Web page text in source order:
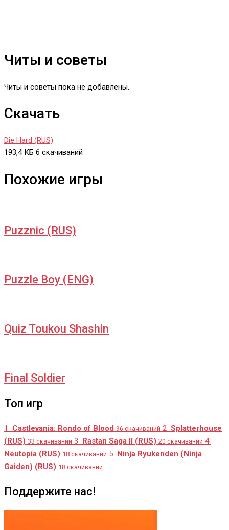
Читы и советы
Читы и советы пока не добавлены.
Скачать
Die Hard (RUS)
193,4 КБ 6 скачиваний
Похожие игры
Puzznic (RUS)
Puzzle Boy (ENG)
Quiz Toukou Shashin
Final Soldier
Топ игр
1 Castlevania: Rondo of Blood 96 скачиваний 2 Splatterhouse
(RUS) 33 скачиваний 3 Rastan Saga II (RUS) 20 скачиваний 4
Neutopia (RUS) 18 скачиваний 5 Ninja Ryukenden (Ninja
Gaiden) (RUS) 18 скачиваний
Поддержите нас!